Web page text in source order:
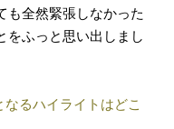
も全然緊張しなかった
をふっと思い出しまし
るハイライトはどこ